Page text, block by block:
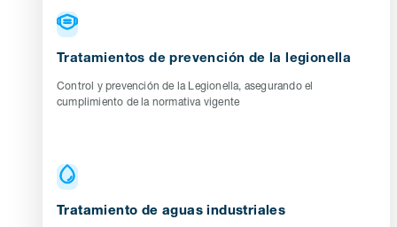
Tratamientos de prevención de la legionella
Control y prevención de la Legionella, asegurando el
cumplimiento de la normativa vigente
Tratamiento de aguas industriales